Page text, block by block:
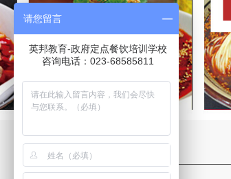
1
请您留言
英邦教育-政府定点餐饮培训学校
咨询电话：023-68585811